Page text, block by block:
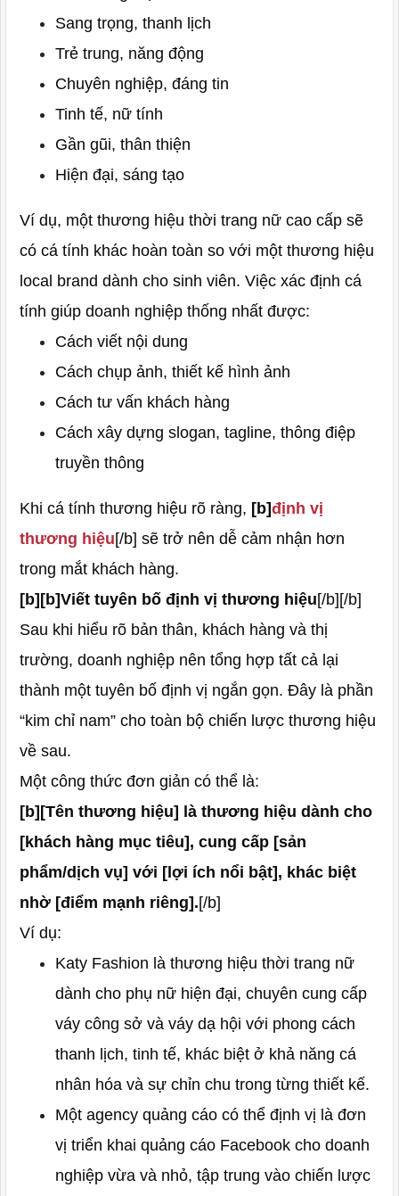
Sang trọng, thanh lịch
Trẻ trung, năng động
Chuyên nghiệp, đáng tin
Tinh tế, nữ tính
Gần gũi, thân thiện
Hiện đại, sáng tạo
Ví dụ, một thương hiệu thời trang nữ cao cấp sẽ
có cá tính khác hoàn toàn so với một thương hiệu
local brand dành cho sinh viên. Việc xác định cá
tính giúp doanh nghiệp thống nhất được:
Cách viết nội dung
Cách chụp ảnh, thiết kế hình ảnh
Cách tư vấn khách hàng
Cách xây dựng slogan, tagline, thông điệp
truyền thông
Khi cá tính thương hiệu rõ ràng, [b]định vị
thương hiệu[/b] sẽ trở nên dễ cảm nhận hơn
trong mắt khách hàng.
[b][b]Viết tuyên bố định vị thương hiệu[/b][/b]
Sau khi hiểu rõ bản thân, khách hàng và thị
trường, doanh nghiệp nên tổng hợp tất cả lại
thành một tuyên bố định vị ngắn gọn. Đây là phần
“kim chỉ nam” cho toàn bộ chiến lược thương hiệu
về sau.
Một công thức đơn giản có thể là:
[b][Tên thương hiệu] là thương hiệu dành cho
[khách hàng mục tiêu], cung cấp [sản
phẩm/dịch vụ] với [lợi ích nổi bật], khác biệt
nhờ [điểm mạnh riêng].[/b]
Ví dụ:
Katy Fashion là thương hiệu thời trang nữ
dành cho phụ nữ hiện đại, chuyên cung cấp
váy công sở và váy dạ hội với phong cách
thanh lịch, tinh tế, khác biệt ở khả năng cá
nhân hóa và sự chỉn chu trong từng thiết kế.
Một agency quảng cáo có thể định vị là đơn
vị triển khai quảng cáo Facebook cho doanh
nghiệp vừa và nhỏ, tập trung vào chiến lược